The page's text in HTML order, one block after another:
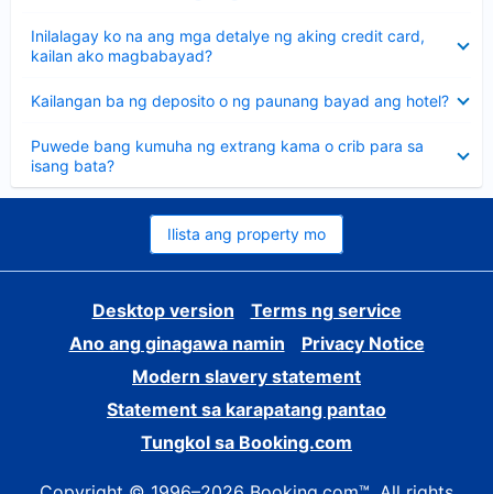
Inilalagay ko na ang mga detalye ng aking credit card,
kailan ako magbabayad?
ang
sagot
Kailangan ba ng deposito o ng paunang bayad ang hotel?
ang
Puwede bang kumuha ng extrang kama o crib para sa
isang bata?
ang
sagot
Ilista ang property mo
Desktop version
Terms ng service
Ano ang ginagawa namin
Privacy Notice
Modern slavery statement
Statement sa karapatang pantao
Tungkol sa Booking.com